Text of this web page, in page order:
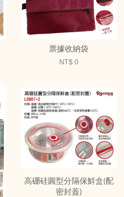
票據收納袋
NT$ 0
高硼硅圓型分隔保鮮盒(配
密封蓋)